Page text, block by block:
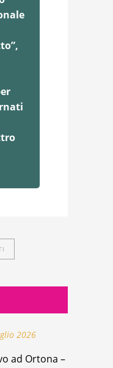
2026
ad Ortona –